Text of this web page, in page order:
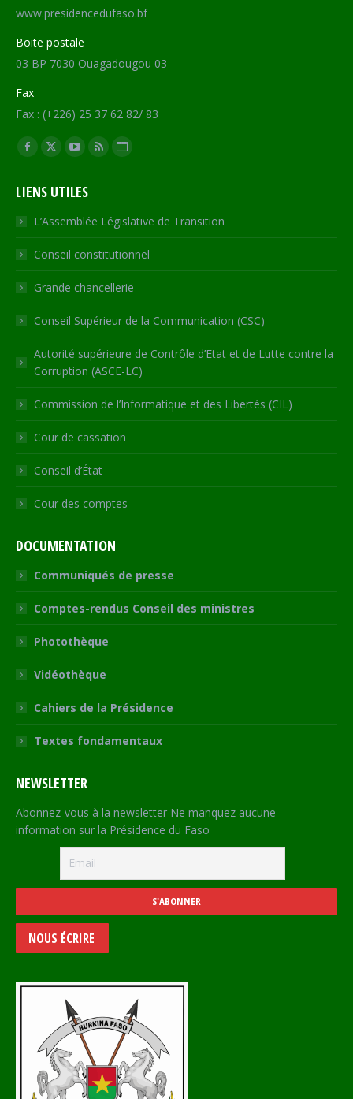
www.presidencedufaso.bf
Boite postale
03 BP 7030 Ouagadougou 03
Fax
Fax : (+226) 25 37 62 82/ 83
Trouvez nous sur :
Facebook
opens
in
new
window
X
opens
in
new
window
YouTube
opens
in
new
window
RSS
in
new
window
Site
opens
in
new
LIENS UTILES
L’Assemblée Législative de Transition
Conseil constitutionnel
Grande chancellerie
Conseil Supérieur de la Communication (CSC)
Autorité supérieure de Contrôle d’Etat et de Lutte contre la
Corruption (ASCE-LC)
Commission de l’Informatique et des Libertés (CIL)
Cour de cassation
Conseil d’État
Cour des comptes
DOCUMENTATION
Communiqués de presse
Comptes-rendus Conseil des ministres
Photothèque
Vidéothèque
Cahiers de la Présidence
Textes fondamentaux
NEWSLETTER
Abonnez-vous à la newsletter Ne manquez aucune
information sur la Présidence du Faso
NOUS ÉCRIRE